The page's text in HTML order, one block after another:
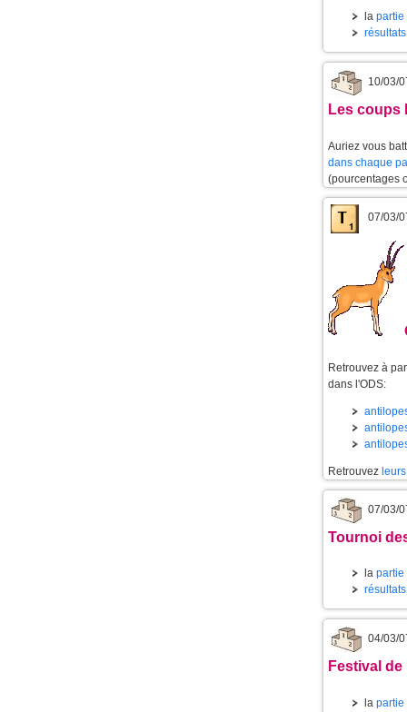
la partie
10/03/
Les coups
Auriez vous
dans chaque
(pourcentages
07/03/
Retrouvez à
dans l'ODS:
Retrouvez
07/03/
Tournoi
la partie
04/03/
Festival
la partie